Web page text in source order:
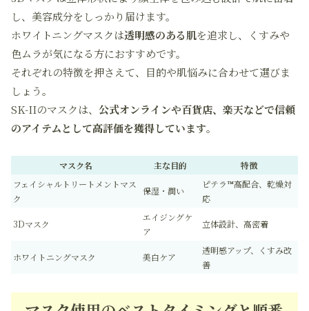
し、美容成分をしっかり届けます。
ホワイトニングマスクは透明感のある肌を追求し、くすみや
色ムラが気になる方におすすめです。
それぞれの特徴を押さえて、目的や肌悩みに合わせて選びま
しょう。
SK-IIのマスクは、 公式オンラインや百貨店、楽天などで信頼
のアイテムとして高評価を獲得しています。
マスク名 主な目的
特徴
フェイシャルトリートメントマス
ク
保湿・潤い
ピテラ™高配合、乾燥対
応
3Dマスク
エイジングケ
ア
立体設計、高密着
ホワイトニングマスク 美白ケア
透明感アップ、くすみ改
善